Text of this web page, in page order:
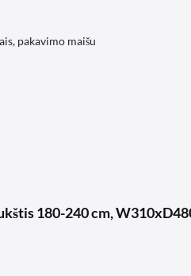
pakavimo maišu
180-240 cm,